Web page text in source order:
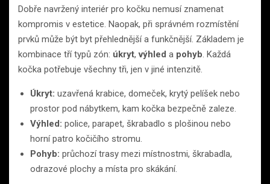
Dobře navržený interiér pro kočku nemusí znamenat
kompromis v estetice. Naopak, při správném rozmístění
prvků může být byt přehlednější a funkčnější. Základem je
kombinace tří typů zón: úkryt,výhled a pohyb . Každá
kočka potřebuje všechny tři, jen v jiné intenzitě.
Úkryt: uzavřená krabice, domeček, krytý pelíšek nebo
prostor pod nábytkem, kam kočka bezpečně zaleze.
Výhled: police, parapet, škrabadlo s plošinou nebo
horní patro kočičího stromu.
Pohyb: průchozí trasy mezi místnostmi, škrabadla,
odrazové plochy a místa pro skákání.